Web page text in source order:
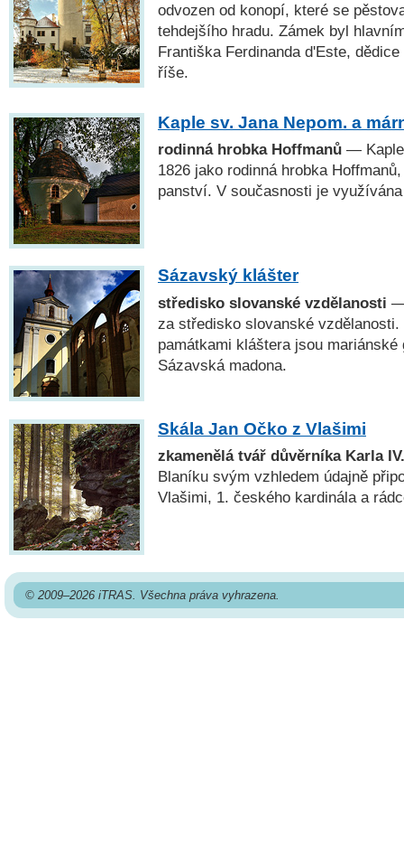
odvozen od konopí, které se
tehdejšího hradu. Zámek byl
Františka Ferdinanda d'Este,
říše.
Kaple sv. Jana Nepom. a
rodinná hrobka Hoffmanů — Kaple
1826 jako rodinná hrobka
panství. V současnosti je
Sázavský klášter
středisko slovanské vzdělanosti —
za středisko slovanské
památkami kláštera jsou
Sázavská madona.
Skála Jan Očko z Vlašimi
zkamenělá tvář důvěrníka Karla IV.
Blaníku svým vzhledem údajně
Vlašimi, 1. českého kardinála a
© 2009–2026 iTRAS. Všechna práva vyhrazena.